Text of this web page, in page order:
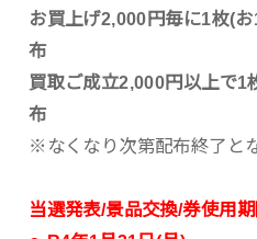
お買上げ2,000円毎に1枚(
布
買取ご成立2,000円以上で1
布
※なくなり次第配布終了と
当選発表/景品交換/券使用